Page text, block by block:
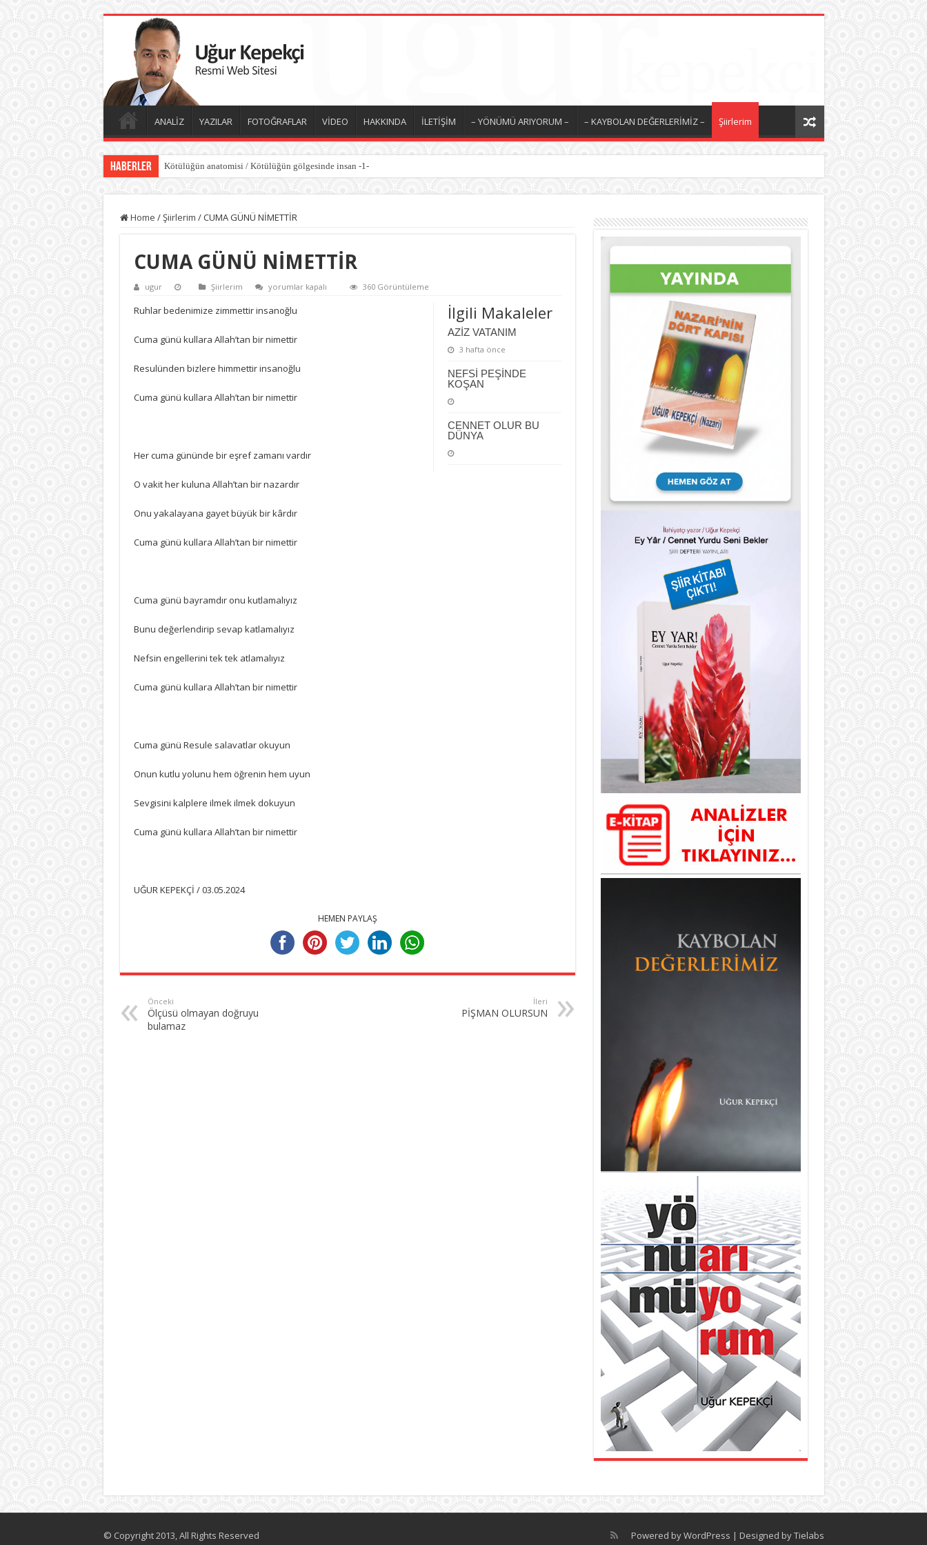
ANALİZ YAZILAR FOTOĞRAFLAR VİDEO HAKKINDA İLETİŞİM – YÖNÜMÜ ARIYORUM – – KAYBOLAN DEĞERLERİMİZ – Şiirlerim
Haberler Kötülüğün anatomisi / Kötülüğün gölgesinde insan -1-
Dünyayı değiştiren sessiz güç iyiliktir / İyilik Medeniyeti -10-
Home /Şiirlerim /CUMA GÜNÜ NİMETTİR
CUMA GÜNÜ NİMETTİR
ugur Şiirlerim
CUMA
NİMETTİR
için
yorumlar kapalı 360 Görüntüleme
İlgili Makaleler
AZİZ VATANIM
3 hafta önce
NEFSİ PEŞİNDE
KOŞAN
CENNET OLUR BU
DÜNYA
Ruhlar bedenimize zimmettir insanoğlu
Cuma günü kullara Allah’tan bir nimettir
Resulünden bizlere himmettir insanoğlu
Cuma günü kullara Allah’tan bir nimettir
Her cuma gününde bir eşref zamanı vardır
O vakit her kuluna Allah’tan bir nazardır
Onu yakalayana gayet büyük bir kârdır
Cuma günü kullara Allah’tan bir nimettir
Cuma günü bayramdır onu kutlamalıyız
Bunu değerlendirip sevap katlamalıyız
Nefsin engellerini tek tek atlamalıyız
Cuma günü kullara Allah’tan bir nimettir
Cuma günü Resule salavatlar okuyun
Onun kutlu yolunu hem öğrenin hem uyun
Sevgisini kalplere ilmek ilmek dokuyun
Cuma günü kullara Allah’tan bir nimettir
UĞUR KEPEKÇİ / 03.05.2024
HEMEN PAYLAŞ
Önceki
Ölçüsü olmayan doğruyu
bulamaz
İleri
PİŞMAN OLURSUN
Powered byWordPress | Designed byTielabs
© Copyright 2013, All Rights Reserved